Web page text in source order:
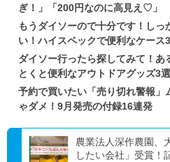
ぎ！」「200円なのに高見え♡」
もうダイソーので十分です！し
い！ハイスペックで便利なケース
ダイソー行ったら探してみて！
とくと便利なアウトドアグッズ3選
予約で買いたい「売り切れ警報」
ゃダメ！9月発売の付録16連発
農業法人深作農園、
したい会社」受賞！